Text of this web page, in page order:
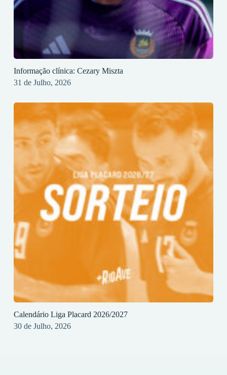
Informação clínica: Cezary Miszta
31 de Julho, 2026
Calendário Liga Placard 2026/2027
30 de Julho, 2026